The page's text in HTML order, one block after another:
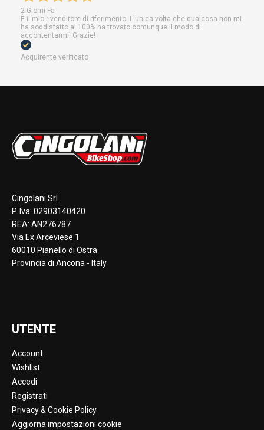
2 Giorni Fa
È il mio rivenditore di riferimento. L'unica volta che qualcosa non mi
ha soddisfatto al 100% ha trovato comunque il modo di
accontentarmi. Grazie!
Acquirente verificato
Cingolani Srl
P. Iva: 02903140420
REA: AN276787
Via Ex Arceviese 1
60010 Pianello di Ostra
Provincia di Ancona - Italy
UTENTE
Account
Wishlist
Accedi
Registrati
Privacy & Cookie Policy
Aggiorna impostazioni cookie